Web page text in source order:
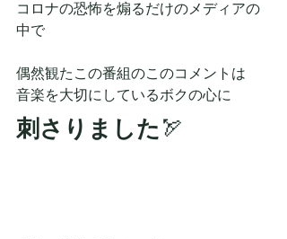
コロナの恐怖を煽るだけのメディアの
中で
偶然観たこの番組のこのコメントは
音楽を大切にしているボクの心に
刺さりました 🏹